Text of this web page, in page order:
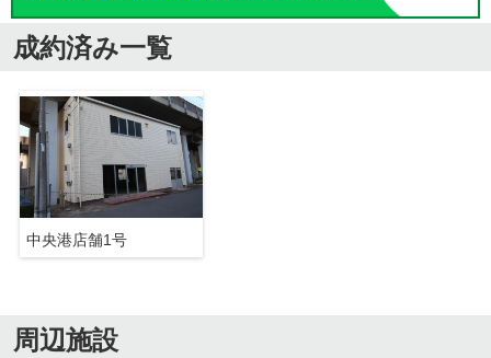
成約済み一覧
中央港店舗1号
周辺施設